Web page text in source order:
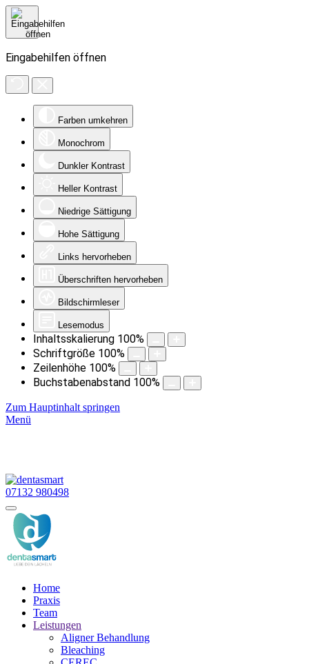
Eingabehilfen öffnen
Farben umkehren
Monochrom
Dunkler Kontrast
Heller Kontrast
Niedrige Sättigung
Hohe Sättigung
Links hervorheben
Überschriften hervorheben
Bildschirmleser
Lesemodus
Inhaltsskalierung 100%
Schriftgröße 100%
Zeilenhöhe 100%
Buchstabenabstand 100%
Zum Hauptinhalt springen
Menü
07132 980498
Home
Praxis
Team
Leistungen
Aligner Behandlung
Bleaching